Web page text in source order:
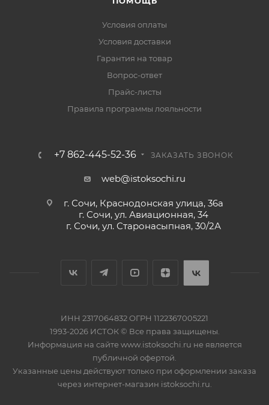
Условия оплаты
Условия доставки
Гарантия на товар
Вопрос-ответ
Прайс-листы
Правила программы лояльности
+7 862-445-52-36 ЗАКАЗАТЬ ЗВОНОК
web@istoksochi.ru
г. Сочи, Краснодонская улица, 36а
г. Сочи, ул. Авиационная, 34
г. Сочи, ул. Старонасыпная, 30/2А
ИНН 2317064832 ОГРН 1122367005221
1993-2026 ИСТОК © Все права защищены.
Информация на сайте www.istoksochi.ru не является
публичной офертой.
Указанные цены действуют только при оформлении заказа
через интернет-магазин istoksochi.ru.